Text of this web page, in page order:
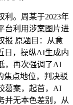
。周某于2023年
台利用涉案图片进
报 原题目：从意
日，操纵AI生成内
，再次强调了AI
焦点地位，判决驳
葛案，起首，AI
并无本色差别，从